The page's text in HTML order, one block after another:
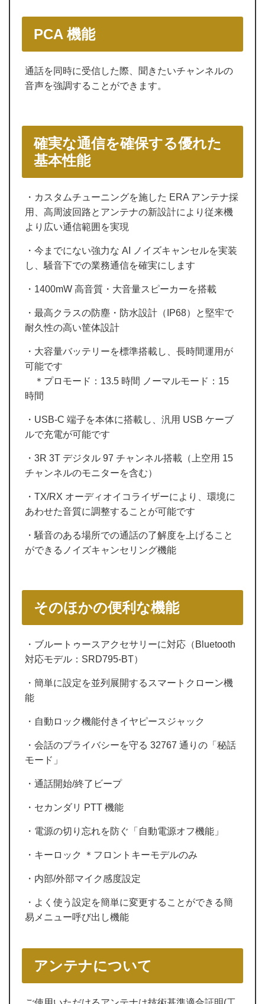
PCA 機能
通話を同時に受信した際、聞きたいチャンネルの
音声を強調することができます。
確実な通信を確保する優れた
基本性能
・カスタムチューニングを施した ERA アンテナ採
用、高周波回路とアンテナの新設計により従来機
より広い通信範囲を実現
・今までにない強力な AI ノイズキャンセルを実装
し、騒音下での業務通信を確実にします
・1400mW 高音質・大音量スピーカーを搭載
・最高クラスの防塵・防水設計（IP68）と堅牢で
耐久性の高い筐体設計
・大容量バッテリーを標準搭載し、長時間運用が
可能です
＊プロモード：13.5 時間 ノーマルモード：15
時間
・USB-C 端子を本体に搭載し、汎用 USB ケーブ
ルで充電が可能です
・3R 3T デジタル 97 チャンネル搭載（上空用 15
チャンネルのモニターを含む）
・TX/RX オーディオイコライザーにより、環境に
あわせた音質に調整することが可能です
・騒音のある場所での通話の了解度を上げること
ができるノイズキャンセリング機能
そのほかの便利な機能
・ブルートゥースアクセサリーに対応（Bluetooth
対応モデル：SRD795-BT）
・簡単に設定を並列展開するスマートクローン機
能
・自動ロック機能付きイヤピースジャック
・会話のプライバシーを守る 32767 通りの「秘話
モード」
・通話開始/終了ビープ
・セカンダリ PTT 機能
・電源の切り忘れを防ぐ「自動電源オフ機能」
・キーロック ＊フロントキーモデルのみ
・内部/外部マイク感度設定
・よく使う設定を簡単に変更することができる簡
易メニュー呼び出し機能
アンテナについて